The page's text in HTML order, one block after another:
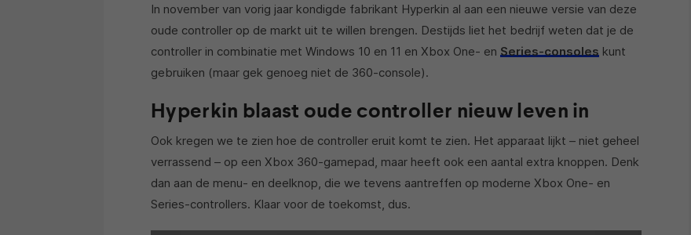
In november van vorig jaar kondigde fabrikant Hyperkin al aan een nieuwe versie van deze
oude controller op de markt uit te willen brengen. Destijds liet het bedrijf weten dat je de
controller in combinatie met Windows 10 en 11 en Xbox One- en Series-consoles kunt
gebruiken (maar gek genoeg niet de 360-console).
Hyperkin blaast oude controller nieuw leven in
Ook kregen we te zien hoe de controller eruit komt te zien. Het apparaat lijkt – niet geheel
verrassend – op een Xbox 360-gamepad, maar heeft ook een aantal extra knoppen. Denk
dan aan de menu- en deelknop, die we tevens aantreffen op moderne Xbox One- en
Series-controllers. Klaar voor de toekomst, dus.